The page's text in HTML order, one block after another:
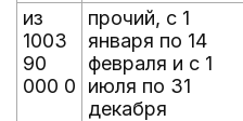
из
1003
90
000 0
прочий, с 1
января по 14
февраля и с 1
июля по 31
декабря